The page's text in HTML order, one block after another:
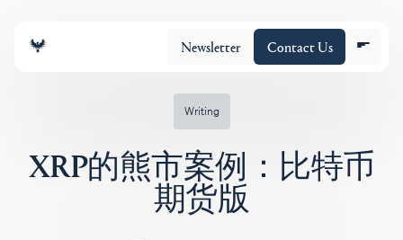
Newsletter Contact Us
Writing
XRP的熊市案例：比特币
期货版